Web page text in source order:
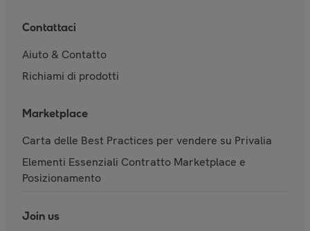
Contattaci
Aiuto & Contatto
Richiami di prodotti
Marketplace
Carta delle Best Practices per vendere su Privalia
Elementi Essenziali Contratto Marketplace e
Posizionamento
Join us